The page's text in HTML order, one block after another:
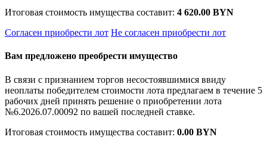
Итоговая стоимость имущества составит: 4 620.00 BYN
Согласен приобрести лот Не согласен приобрести лот
Вам предложено преобрести имущество
В связи с признанием торгов несостоявшимися ввиду
неоплаты победителем стоимости лота предлагаем в течение 5
рабочих дней принять решение о приобретении лота
№6.2026.07.00092 по вашей последней ставке.
Итоговая стоимость имущества составит: 0.00 BYN